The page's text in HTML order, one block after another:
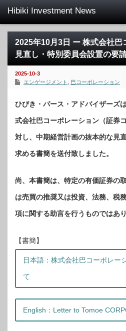
2025年10月3日 ー 株式会社巴
見直し・特別委員会設置の要
2025-10-3
エンゲージメント
巴コーポレーション
ひびき・パース・アドバイザーズ
式会社巴コーポレーション（証券
対し、中期経営計画の抜本的な見
求める書簡を送付致しました。
尚、本書簡は、特定の有価証券の
は売買の推奨又は投資、法務、税
項に関する助言を行うものではあり
【書簡】
日本語：株式会社巴コーポレー
て
English：Letter to Tomoe